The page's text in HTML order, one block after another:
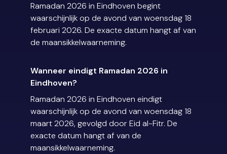
Ramadan 2026 in Eindhoven begint
waarschijnlijk op de avond van woensdag 18
februari 2026. De exacte datum hangt af van
de maansikkelwaarneming.
Wanneer eindigt Ramadan 2026 in
Eindhoven?
Ramadan 2026 in Eindhoven eindigt
waarschijnlijk op de avond van woensdag 18
maart 2026, gevolgd door Eid al-Fitr. De
exacte datum hangt af van de
maansikkelwaarneming.